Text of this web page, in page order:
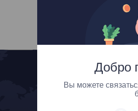
Добро
Вы можете